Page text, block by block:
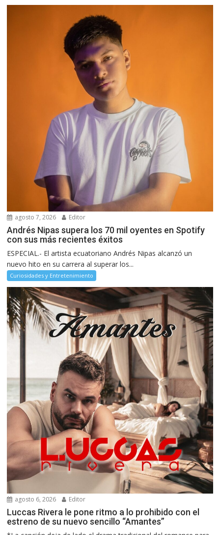
agosto 7, 2026 Editor
Andrés Nipas supera los 70 mil oyentes en Spotify
con sus más recientes éxitos
ESPECIAL.- El artista ecuatoriano Andrés Nipas alcanzó un
nuevo hito en su carrera al superar los...
Curiosidades y Entretenimiento
agosto 6, 2026 Editor
Luccas Rivera le pone ritmo a lo prohibido con el
estreno de su nuevo sencillo “Amantes”